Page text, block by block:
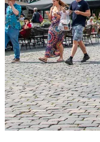
Grotere letters
Event aanmelden
Werken